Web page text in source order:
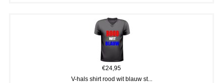
€24,95
V-hals shirt rood wit blauw st...
DETAILS WEERGEVEN